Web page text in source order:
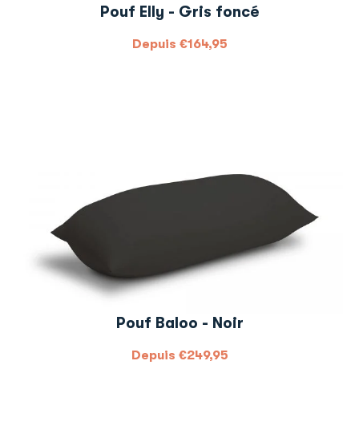
Pouf Elly - Gris foncé
Depuis €164,95
Pouf Baloo - Noir
Depuis €249,95